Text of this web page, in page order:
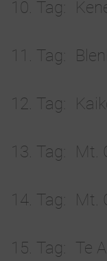
10. Tag
11. Tag
12. Tag
13. Tag Mt.
14. Tag Mt.
15. Tag
Te